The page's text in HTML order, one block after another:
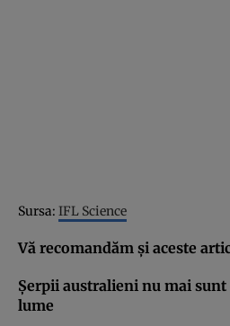
Sursa: IFL Science
Vă recomandăm şi aceste
Şerpii australieni nu mai
lume